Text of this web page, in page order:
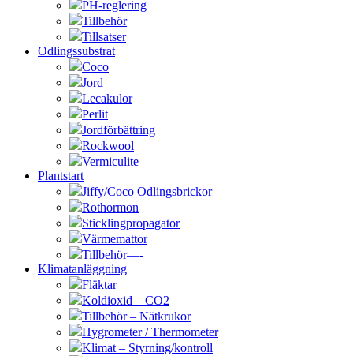
PH-reglering
Tillbehör
Tillsatser
Odlingssubstrat
Coco
Jord
Lecakulor
Perlit
Jordförbättring
Rockwool
Vermiculite
Plantstart
Jiffy/Coco Odlingsbrickor
Rothormon
Sticklingpropagator
Värmemattor
Tillbehör—-
Klimatanläggning
Fläktar
Koldioxid – CO2
Tillbehör – Nätkrukor
Hygrometer / Thermometer
Klimat – Styrning/kontroll